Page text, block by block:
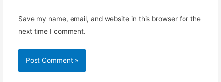
Save my name, email, and website in this browser for the
next time I comment.